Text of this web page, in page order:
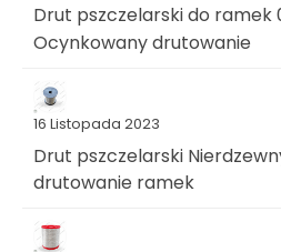
Drut pszczelarski do ramek
Ocynkowany drutowanie
16 Listopada 2023
Drut pszczelarski
drutowanie ramek